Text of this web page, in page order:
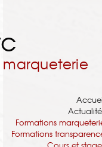
marqueterie
Formations
Formations